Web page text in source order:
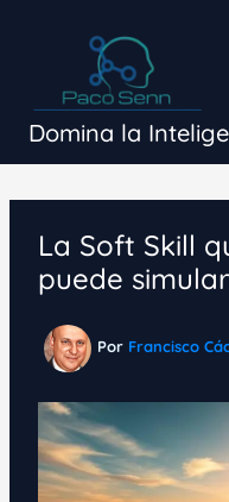
Domina la
La Soft Skill
puede simular
Por Francisco